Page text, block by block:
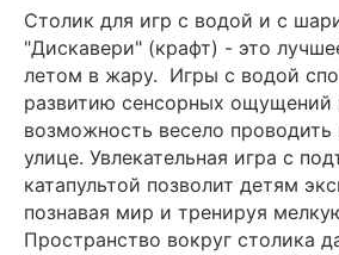
Столик для игр с водой и с
"Дискавери" (крафт) - это
летом в жару. Игры с водой
развитию сенсорных ощущений
возможность весело
улице. Увлекательная игра с
катапультой позволит детям
познавая мир и тренируя
Пространство вокруг столика